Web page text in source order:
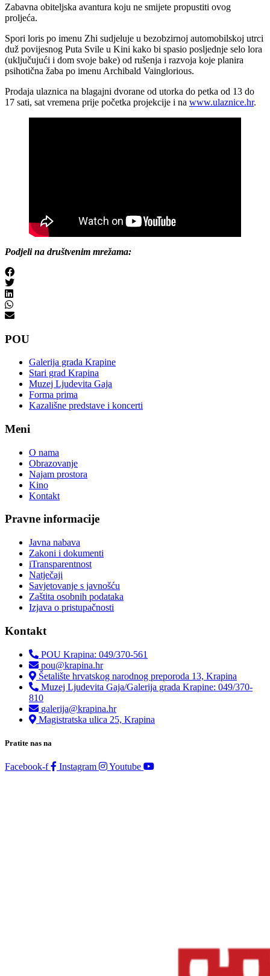
Zabavna obiteljska avantura koju ne smijete propustiti ovog
proljeća.
Spori loris po imenu Zhi sudjeluje u bezobzirnoj automobilskoj utrci
duž povijesnog Puta Svile u Kini kako bi spasio posljednje selo lora
(uključujući i dom svoje bake) od rušenja i razvoja koje planira
psihotična žaba po imenu Archibald Vainglorious.
Prodaja ulaznica na blagajni dvorane od utorka do petka od 13 do
17 sati, sat vremena prije početka projekcije i na www.ulaznice.hr.
Podjeli na društvenim mrežama:
POU
Galerija grada Krapine
Stari grad Krapina
Muzej Ljudevita Gaja
Forma prima
Kazališne predstave i koncerti
Meni
O nama
Obrazovanje
Najam prostora
Kino
Kontakt
Pravne informacije
Javna nabava
Zakoni i dokumenti
iTransparentnost
Natječaji
Savjetovanje s javnošću
Zaštita osobnih podataka
Izjava o pristupačnosti
Kontakt
POU Krapina: 049/370-561
pou@krapina.hr
Šetalište hrvatskog narodnog preporoda 13, Krapina
Muzej Ljudevita Gaja/Galerija grada Krapine: 049/370-
810
galerija@krapina.hr
Magistratska ulica 25, Krapina
Pratite nas na
Facebook-f Instagram Youtube